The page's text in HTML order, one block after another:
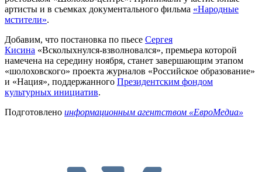
артисты и в съемках документального фильма «Народные
мстители».
Добавим, что постановка по пьесе Сергея
Кисина «Всколыхнулся-взволновался», премьера которой
намечена на середину ноября, станет завершающим этапом
«шолоховского» проекта журналов «Российское образование»
и «Нация», поддержанного Президентским фондом
культурных инициатив.
Подготовлено информационным агентством «ЕвроМедиа»